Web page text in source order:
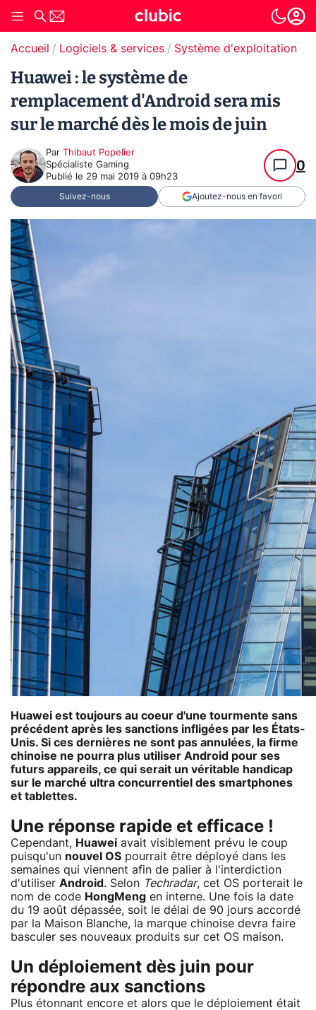
Accueil Logiciels & services Système d'exploitation
Huawei : le système de
remplacement d'Android sera mis
sur le marché dès le mois de juin
Par Thibaut Popelier
Spécialiste Gaming
Publié le 29 mai 2019 à 09h23
0
Suivez-nous Ajoutez-nous en favori
Huawei est toujours au coeur d'une tourmente sans
précédent après les sanctions infligées par les États-
Unis. Si ces dernières ne sont pas annulées, la firme
chinoise ne pourra plus utiliser Android pour ses
futurs appareils, ce qui serait un véritable handicap
sur le marché ultra concurrentiel des smartphones
et tablettes.
Une réponse rapide et efficace !
Cependant, Huawei avait visiblement prévu le coup
puisqu'un nouvel OS pourrait être déployé dans les
semaines qui viennent afin de palier à l'interdiction
d'utiliser Android . Selon Techradar, cet OS porterait le
nom de code HongMeng en interne. Une fois la date
du 19 août dépassée, soit le délai de 90 jours accordé
par la Maison Blanche, la marque chinoise devra faire
basculer ses nouveaux produits sur cet OS maison.
Un déploiement dès juin pour
répondre aux sanctions
Plus étonnant encore et alors que le déploiement était